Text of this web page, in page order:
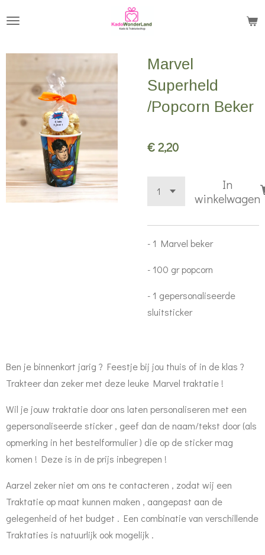
hoofdinhoud
Marvel
Superheld
/Popcorn Beker
€ 2,20
In
winkelwagen
- 1 Marvel beker
- 100 gr popcorn
- 1 gepersonaliseerde
sluitsticker
Ben je binnenkort jarig ? Feestje bij jou thuis of in de klas ?
Trakteer dan zeker met deze leuke Marvel traktatie !
Wil je jouw traktatie door ons laten personaliseren met een
gepersonaliseerde sticker , geef dan de naam/tekst door (als
opmerking in het bestelformulier ) die op de sticker mag
komen ! Deze is in de prijs inbegrepen !
Aarzel zeker niet om ons te contacteren , zodat wij een
Traktatie op maat kunnen maken , aangepast aan de
gelegenheid of het budget . Een combinatie van verschillende
Traktaties is natuurlijk ook mogelijk .